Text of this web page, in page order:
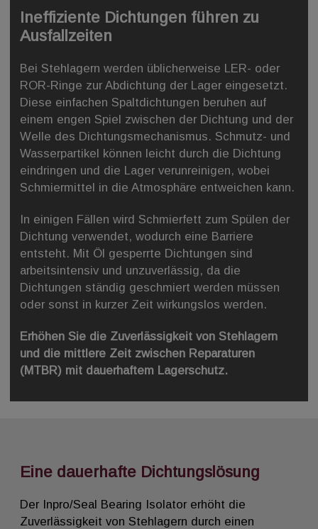
Ineffiziente Dichtungen führen zu
Ausfallzeiten
Bei Stehlagern werden üblicherweise LER- oder
ROR-Ringe zur Abdichtung der Lager eingesetzt.
Diese einfachen Spaltdichtungen beruhen auf
einem engen Spiel zwischen der Dichtung und der
Welle des Dichtungsmechanismus. Schmutz- und
Wasserpartikel können leicht durch die Dichtung
eindringen und die Lager verunreinigen, wobei
Schmiermittel in die Atmosphäre entweichen kann.
In einigen Fällen wird Schmierfett zum Spülen der
Dichtung verwendet, wodurch eine Barriere
entsteht. Mit Öl gesperrte Dichtungen sind
arbeitsintensiv und unzuverlässig, da die
Dichtungen ständig geschmiert werden müssen
oder sonst in kurzer Zeit wirkungslos werden.
Erhöhen Sie die Zuverlässigkeit von Stehlagern
und die mittlere Zeit zwischen Reparaturen
(MTBR) mit dauerhaftem Lagerschutz.
Eine dauerhafte Dichtungslösung
Der Inpro/Seal Bearing Isolator erhöht die
Zuverlässigkeit von Stehlagern durch einen